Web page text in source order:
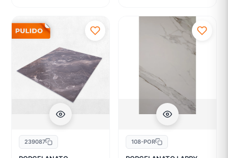
239087 108-POR